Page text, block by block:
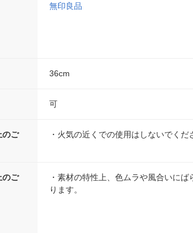
無印良品
36cm
可
のご
・火気の近くでの使用はしないでくだ
のご
・素材の特性上、色ムラや風合いにば
ります。